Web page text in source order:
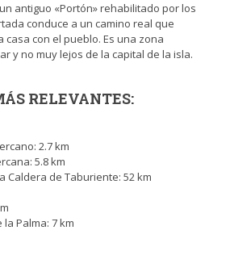
antiguo «Portón» rehabilitado por los
conduce a un camino real que
casa con el pueblo. Es una zona
y no muy lejos de la capital de la isla.
RELEVANTES:
2.7 km
5.8 km
Caldera de Taburiente: 52 km
Palma: 7 km